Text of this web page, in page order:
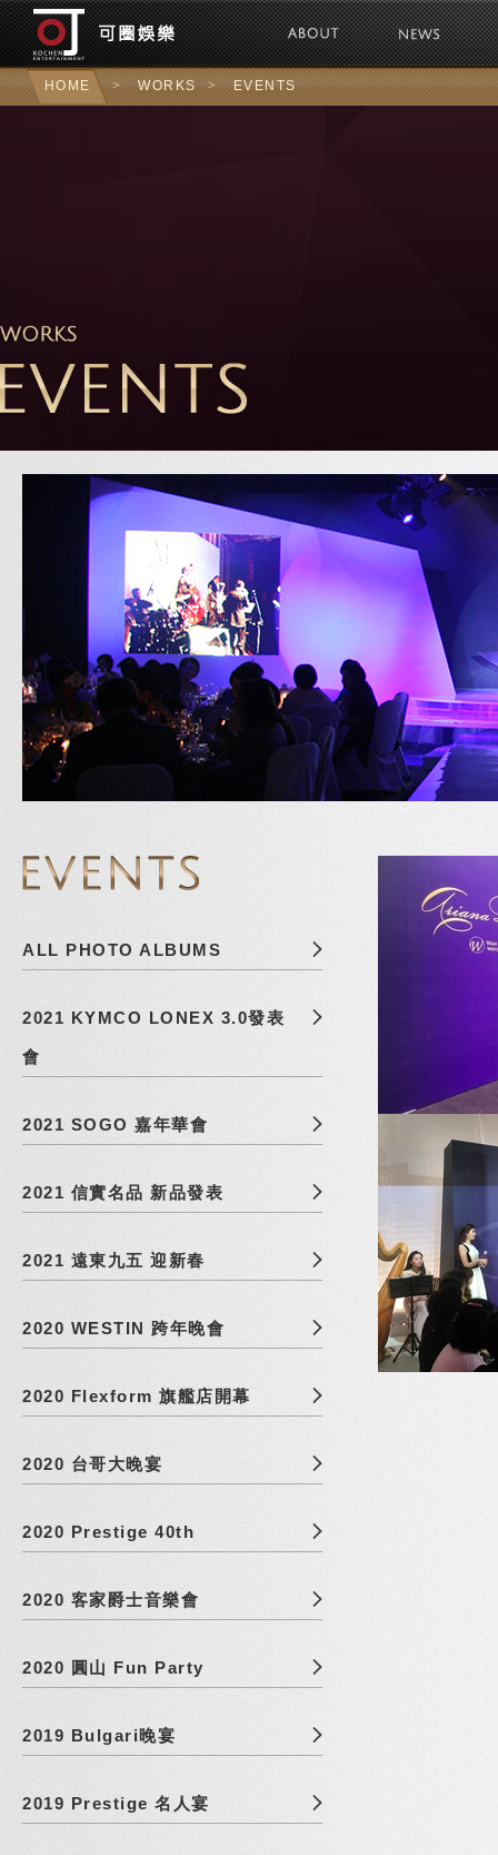
可圈娛樂
HOME > WORKS > EVENTS
ALL PHOTO ALBUMS
2021 KYMCO LONEX 3.0發表
會
2021 SOGO 嘉年華會
2021 信實名品 新品發表
2021 遠東九五 迎新春
2020 WESTIN 跨年晚會
2020 Flexform 旗艦店開幕
2020 台哥大晚宴
2020 Prestige 40th
2020 客家爵士音樂會
2020 圓山 Fun Party
2019 Bulgari晚宴
2019 Prestige 名人宴